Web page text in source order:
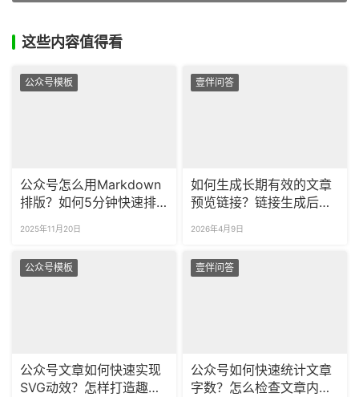
这些内容值得看
公众号模板
公众号怎么用Markdown
排版？如何5分钟快速排
2025年11月20日
壹伴问答
如何生成长期有效的文章
预览链接？链接生成后还
2026年4月9日
公众号模板
公众号文章如何快速实现
SVG动效？怎样打造趣味
壹伴问答
公众号如何快速统计文章
字数？怎么检查文章内容